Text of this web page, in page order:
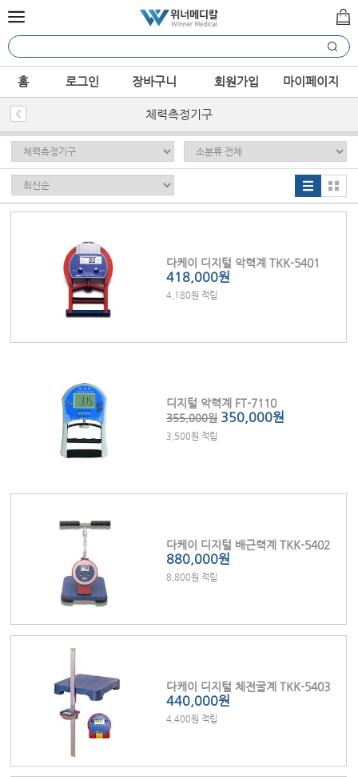
홈 로그인 장바구니 회원가입 마이페이지
체력측정기구
다케이 디지털 악력계 TKK-5401
418,000원
4,180원 적립
디지털 악력계 FT-7110
355,000원 350,000원
3,500원 적립
다케이 디지털 배근력계 TKK-5402
880,000원
8,800원 적립
다케이 디지털 체전굴계 TKK-5403
440,000원
4,400원 적립